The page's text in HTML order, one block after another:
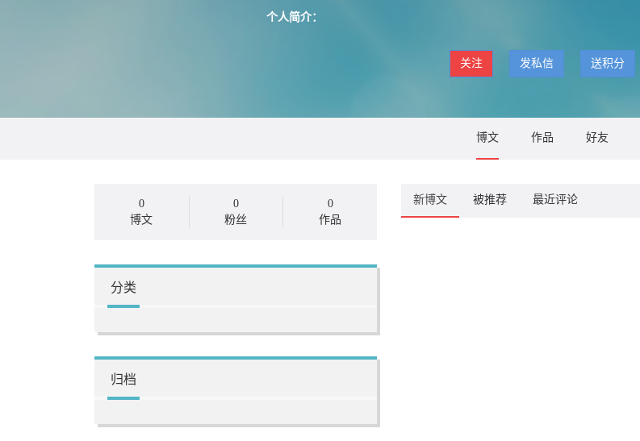
个人简介：
关注 发私信 送积分
博文 作品 好友
0
博文
0
粉丝
0
作品
分类
归档
新博文 被推荐 最近评论